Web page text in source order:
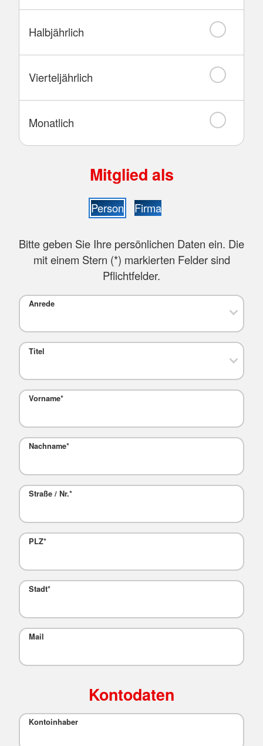
Halbjährlich
Vierteljährlich
Monatlich
Mitglied als
Person Firma
Bitte geben Sie Ihre persönlichen Daten ein. Die
mit einem Stern (*) markierten Felder sind
Pflichtfelder.
Anrede
Titel
Vorname*
Nachname*
Straße / Nr.*
PLZ*
Stadt*
Mail
Kontodaten
Kontoinhaber